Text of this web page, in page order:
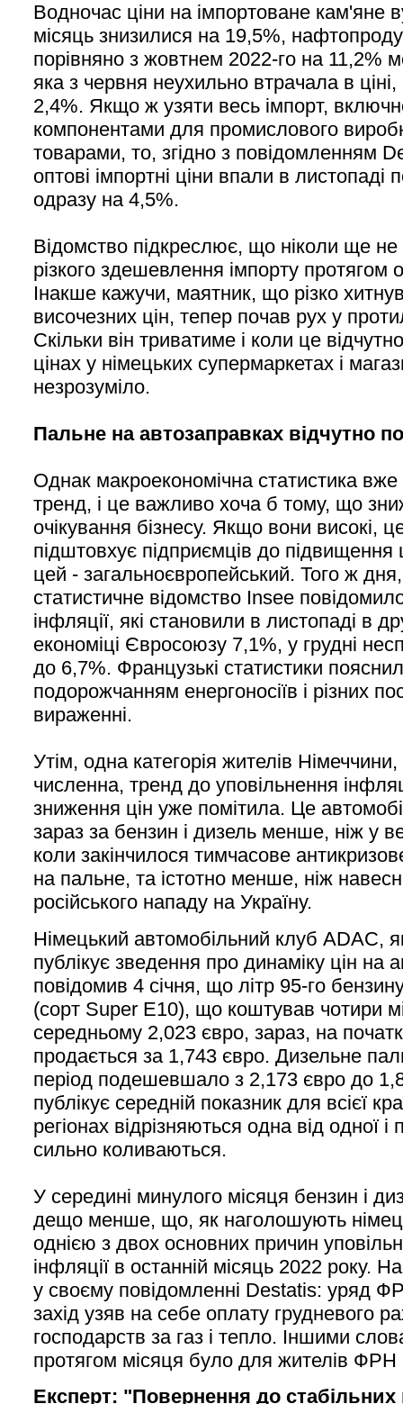
Водночас ціни на імпортоване кам'яне
місяць знизилися на 19,5%,
порівняно з жовтнем 2022-го на 11,2%
яка з червня неухильно втрачала в
2,4%. Якщо ж узяти весь імпорт,
компонентами для промислового
товарами, то, згідно з повідомленням
оптові імпортні ціни впали в листопаді
одразу на 4,5%.
Відомство підкреслює, що ніколи ще не
різкого здешевлення імпорту протягом
Інакше кажучи, маятник, що різко
височезних цін, тепер почав рух у
Скільки він триватиме і коли це
цінах у німецьких супермаркетах і
незрозуміло.
Пальне на автозаправках відчутно
Однак макроекономічна статистика
тренд, і це важливо хоча б тому, що
очікування бізнесу. Якщо вони високі,
підштовхує підприємців до підвищення
цей - загальноєвропейський. Того ж
статистичне відомство Insee
інфляції, які становили в листопаді в
економіці Євросоюзу 7,1%, у грудні
до 6,7%. Французькі статистики
подорожчанням енергоносіїв і різних
вираженні.
Утім, одна категорія жителів
численна, тренд до уповільнення
зниження цін уже помітила. Це
зараз за бензин і дизель менше, ніж у
коли закінчилося тимчасове
на пальне, та істотно менше, ніж
російського нападу на Україну.
Німецький автомобільний клуб ADAC,
публікує зведення про динаміку цін на
повідомив 4 січня, що літр 95-го
(сорт Super E10), що коштував чотири
середньому 2,023 євро, зараз, на
продається за 1,743 євро. Дизельне
період подешевшало з 2,173 євро до
публікує середній показник для всієї
регіонах відрізняються одна від одної
сильно коливаються.
У середині минулого місяця бензин і
дещо менше, що, як наголошують
однією з двох основних причин
інфляції в останній місяць 2022 року.
у своєму повідомленні Destatis: уряд
захід узяв на себе оплату грудневого
господарств за газ і тепло. Іншими
протягом місяця було для жителів
Експерт: "Повернення до стабільних